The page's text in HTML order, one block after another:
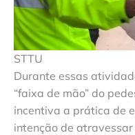
STTU
Durante essas
“faixa de mão” do
incentiva a prática de
intenção de